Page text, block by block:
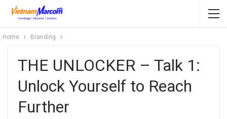
Home Branding
THE UNLOCKER – Talk 1:
Unlock Yourself to Reach
Further